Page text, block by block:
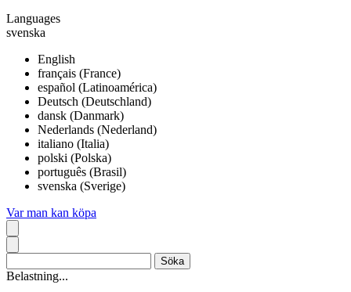
Languages
svenska
English
français (France)
español (Latinoamérica)
Deutsch (Deutschland)
dansk (Danmark)
Nederlands (Nederland)
italiano (Italia)
polski (Polska)
português (Brasil)
svenska (Sverige)
Var man kan köpa
Belastning...